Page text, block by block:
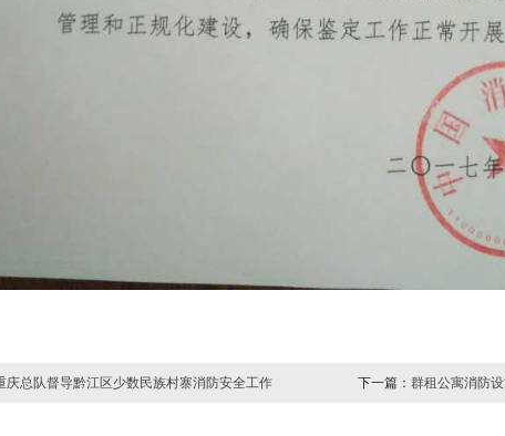
庆总队督导黔江区少数民族村寨消防安全工作 下一篇： 群租公寓消防